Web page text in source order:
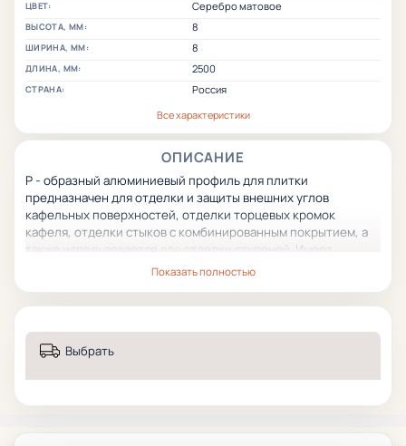
ЦВЕТ: Серебро матовое
ВЫСОТА, ММ: 8
ШИРИНА, ММ: 8
ДЛИНА, ММ: 2500
СТРАНА:
Россия
Все характеристики
ОПИСАНИЕ
Р - образный алюминиевый профиль для плитки
предназначен для отделки и защиты внешних углов
кафельных поверхностей, отделки торцевых кромок
кафеля, отделки стыков с комбинированным покрытием, а
также использовается для отделки ступеней. Имеет
большой срок эксплуатации, стойкость к износу и
Показать полностью
Выбрать